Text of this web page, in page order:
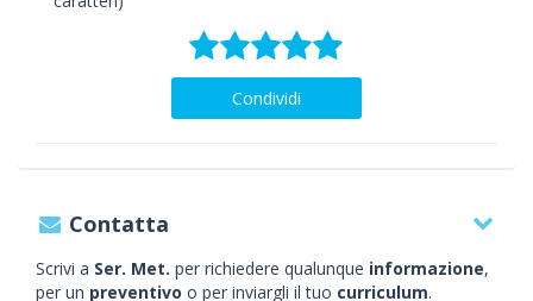
Condividi
Contatta
Scrivi a Ser. Met. per richiedere qualunque informazione,
per un preventivo o per inviargli il tuo curriculum.